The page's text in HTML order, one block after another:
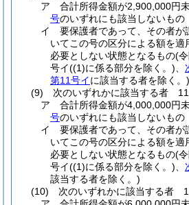
ア
合計所得金額が2,900,000円
号のいずれにも該当しないもの
イ
要保護者であって、その者が
いてこの号の区分による額を適
必要としない状態となるもの(
号イ((1)に係る部分を除く。)
第11号イに該当する者を除く。)
(9)
次のいずれかに該当する者
ア
合計所得金額が4,000,000円
号のいずれにも該当しないもの
イ
要保護者であって、その者が
いてこの号の区分による額を適
必要としない状態となるもの(
号イ((1)に係る部分を除く。)
該当する者を除く。)
(10)
次のいずれかに該当する者